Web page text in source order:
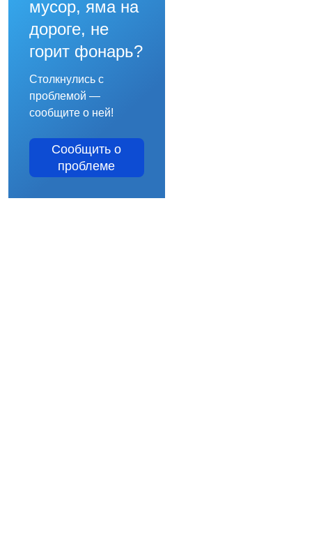
мусор, яма на
дороге, не
горит фонарь?
Столкнулись с
проблемой —
сообщите о ней!
Сообщить о
проблеме